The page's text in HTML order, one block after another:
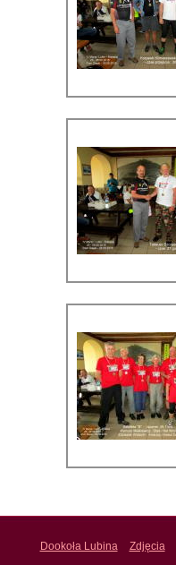
Dookoła Lubina Zdjęcia